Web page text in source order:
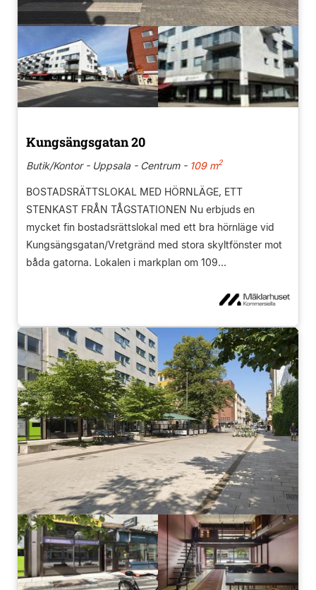
Kungsängsgatan 20
Butik/Kontor - Uppsala - Centrum -109 m2
BOSTADSRÄTTSLOKAL MED HÖRNLÄGE, ETT
STENKAST FRÅN TÅGSTATIONEN Nu erbjuds en
mycket fin bostadsrättslokal med ett bra hörnläge vid
Kungsängsgatan/Vretgränd med stora skyltfönster mot
båda gatorna. Lokalen i markplan om 109...